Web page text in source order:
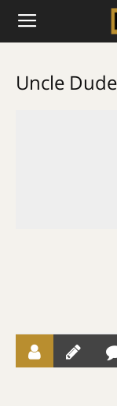
Uncle Dude